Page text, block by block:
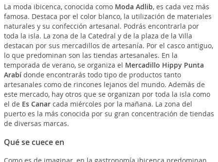
La moda ibicenca, conocida como Moda Adlib, es cada vez más
famosa. Destaca por el color blanco, la utilización de materiales
naturales y su confección artesanal. Podrás encontrarla por
toda la isla. La zona de la Catedral y de la plaza de la Villa
destacan por sus mercadillos de artesanía. Por el casco antiguo,
lo que predominan son las tiendas artesanales. En la
temporada de verano, se organiza el Mercadillo Hippy Punta
Arabídonde encontrarás todo tipo de productos tanto
artesanales como de rincones lejanos del mundo. Además de
este mercado, hay otros que se organizan por toda la isla como
el de Es Canarcada miércoles por la mañana. La zona del
puerto es la más conocida por su gran concentración de tiendas
de diversas marcas.
Qué se cuece en